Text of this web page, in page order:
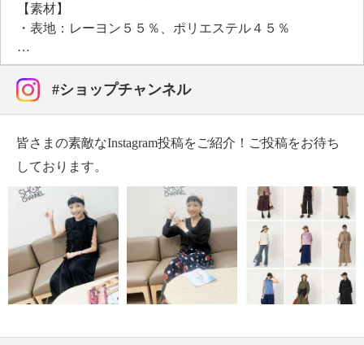
【素材】
・表地：レーヨン５５％、ポリエステル４５％
・裏地：ポリエステル１００％
【メンテナンス（絵表示ラベル）】
・洗濯機：可
・漂白処理：塩素系・酸素系漂白不可
・自然乾燥：日陰の吊り干し
・アイロン仕上げ：不可
・ドライクリーニング：石油系ドライクリーニング可
・ウエットクリーニング：可
【メンテナンス（ケアラベル）】
・水や汗などによる色落ち、色移り注意
・摩擦による色落ち、色移り注意
・過度な力をかけない
・ネット使用
・中国製
#ショップチャンネル
皆さまの素敵なInstagram投稿をご紹介！ご投稿をお待ち
しております。